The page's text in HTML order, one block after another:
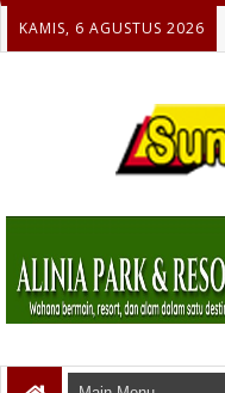
KAMIS, 6 AGUSTUS 2026